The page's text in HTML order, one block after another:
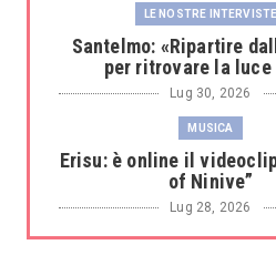
LE NOSTRE INTERVISTE
Santelmo: «Ripartire
per ritrovare la
Lug 30, 2026
MUSICA
Erisu: è online il
of Ninive”
Lug 28, 2026
MUSICA